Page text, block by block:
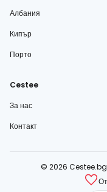
Албания
Кипър
Порто
Cestee
За нас
Контакт
© 2026 Cestee.bg